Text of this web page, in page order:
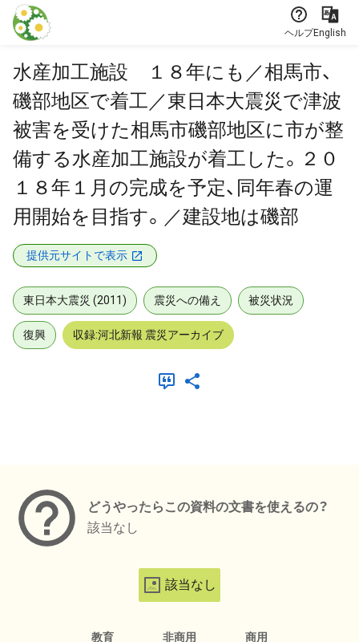
本文に飛ぶ
ヘルプEnglish
水産加工施設 １８年にも／相馬市、
磯部地区で着工／東日本大震災で津波
被害を受けた相馬市磯部地区に市が整
備する水産加工施設が着工した。２０
１８年１月の完成を予定、同年春の運
用開始を目指す。／建設地は磯部
提供元サイトで表示
東日本大震災 (2011) 震災への備え 被災状況
復興 収録:河北新報 震災アーカイブ
どうやったらこの資料の文書を使えるの？
該当なし
該当なし
教育 非商用 商用